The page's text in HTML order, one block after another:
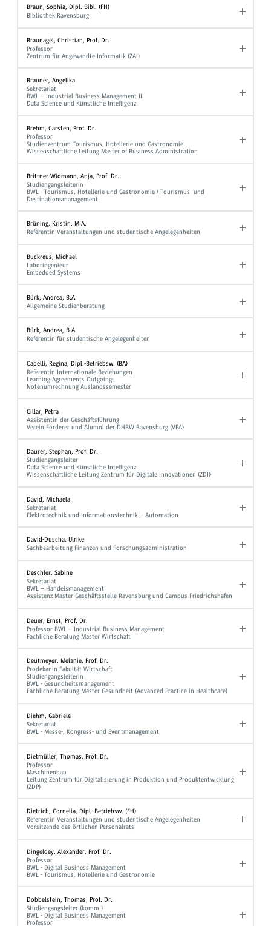
Braun, Sophia, Dipl. Bibl. (FH)
Bibliothek Ravensburg
Braunagel, Christian, Prof. Dr.
Professor
Zentrum für Angewandte Informatik (ZAI)
Brauner, Angelika
Sekretariat
BWL – Industrial Business Management III
Data Science und Künstliche Intelligenz
Brehm, Carsten, Prof. Dr.
Professor
Studienzentrum Tourismus, Hotellerie und Gastronomie
Wissenschaftliche Leitung Master of Business Administration
Brittner-Widmann, Anja, Prof. Dr.
Studiengangsleiterin
BWL - Tourismus, Hotellerie und Gastronomie / Tourismus- und
Destinationsmanagement
Brüning, Kristin, M.A.
Referentin Veranstaltungen und studentische Angelegenheiten
Buckreus, Michael
Laboringenieur
Embedded Systems
Bürk, Andrea, B.A.
Allgemeine Studienberatung
Bürk, Andrea, B.A.
Referentin für studentische Angelegenheiten
Capelli, Regina, Dipl.-Betriebsw. (BA)
Referentin Internationale Beziehungen
Learning Agreements Outgoings
Notenumrechnung Auslandssemester
Cillar, Petra
Assistentin der Geschäftsführung
Verein Förderer und Alumni der DHBW Ravensburg (VFA)
Daurer, Stephan, Prof. Dr.
Studiengangsleiter
Data Science und Künstliche Intelligenz
Wissenschaftliche Leitung Zentrum für Digitale Innovationen (ZDI)
David, Michaela
Sekretariat
Elektrotechnik und Informationstechnik – Automation
David-Duscha, Ulrike
Sachbearbeitung Finanzen und Forschungsadministration
Deschler, Sabine
Sekretariat
BWL – Handelsmanagement
Assistenz Master-Geschäftsstelle Ravensburg und Campus Friedrichshafen
Deuer, Ernst, Prof. Dr.
Professor BWL – Industrial Business Management
Fachliche Beratung Master Wirtschaft
Deutmeyer, Melanie, Prof. Dr.
Prodekanin Fakultät Wirtschaft
Studiengangsleiterin
BWL - Gesundheitsmanagement
Fachliche Beratung Master Gesundheit (Advanced Practice in Healthcare)
Diehm, Gabriele
Sekretariat
BWL - Messe-, Kongress- und Eventmanagement
Dietmüller, Thomas, Prof. Dr.
Professor
Maschinenbau
Leitung Zentrum für Digitalisierung in Produktion und Produktentwicklung
(ZDP)
Dietrich, Cornelia, Dipl.-Betriebsw. (FH)
Referentin Veranstaltungen und studentische Angelegenheiten
Vorsitzende des örtlichen Personalrats
Dingeldey, Alexander, Prof. Dr.
Professor
BWL - Digital Business Management
BWL - Tourismus, Hotellerie und Gastronomie
Dobbelstein, Thomas, Prof. Dr.
Studiengangsleiter (komm.)
BWL - Digital Business Management
Professor